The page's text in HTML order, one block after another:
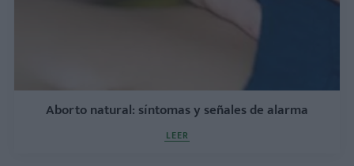
Aborto natural: síntomas y señales de alarma
LEER